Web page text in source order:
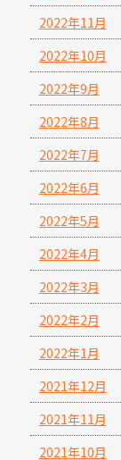
2022年11月
2022年10月
2022年9月
2022年8月
2022年7月
2022年6月
2022年5月
2022年4月
2022年3月
2022年2月
2022年1月
2021年12月
2021年11月
2021年10月